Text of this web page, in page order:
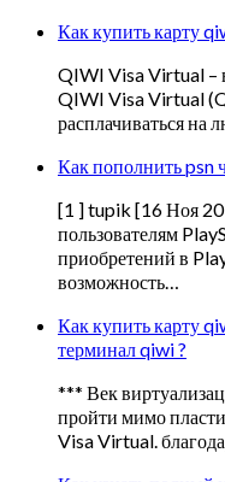
Как купить карту
QIWI Visa Virtual –
QIWI Visa Virtual
расплачиваться на
Как пополнить psn
[1 ] tupik [16 Ноя
пользователям
приобретений в
возможность…
Как купить карту
терминал qiwi ?
*** Век
пройти мимо
Visa Virtual.